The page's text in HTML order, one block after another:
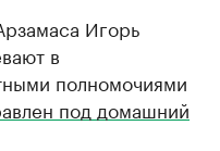
Игорь
в
полномочиями
под домашний